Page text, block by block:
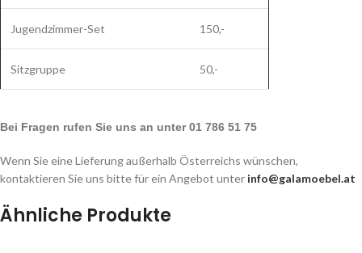
Jugendzimmer-Set 150,-
Sitzgruppe 50,-
Bei Fragen rufen Sie uns an unter 01 786 51 75
Wenn Sie eine Lieferung außerhalb Österreichs wünschen,
kontaktieren Sie uns bitte für ein Angebot unter info@galamoebel.at
Ähnliche Produkte